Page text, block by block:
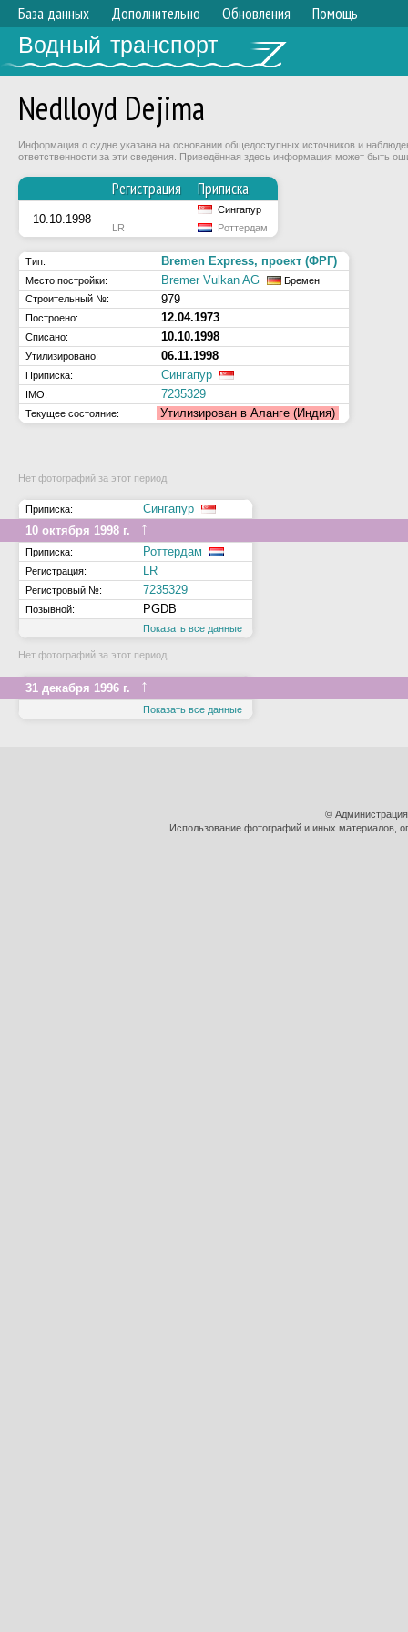
База данных Дополнительно Обновления Помощь
Водный транспорт
Nedlloyd Dejima
Информация о судне указана на основании общедоступных источников и
ответственности за эти сведения. Приведённая здесь информация может быть
Регистрация Приписка
10.10.1998
Сингапур
LR
Роттердам
Тип: Bremen Express, проект (ФРГ)
Место постройки: Bremer Vulkan AG
Бремен
Строительный №:
979
Построено: 12.04.1973
Списано: 10.10.1998
Утилизировано: 06.11.1998
Приписка: Сингапур
IMO: 7235329
Текущее состояние: Утилизирован в Аланге (Индия)
Нет фотографий за этот период
Приписка:
Сингапур
10 октября 1998 г.
↑
Приписка: Роттердам
Регистрация: LR
Регистровый №: 7235329
Позывной: PGDB
Показать все данные
Нет фотографий за этот период
31 декабря 1996 г. ↑
Показать все данные
©
Использование фотографий и иных материалов,